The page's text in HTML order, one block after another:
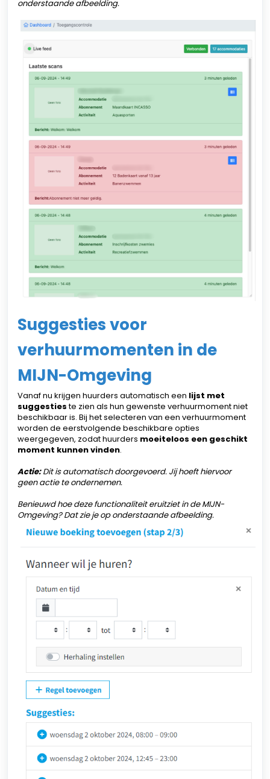
onderstaande afbeelding.
Suggesties voor
verhuurmomenten in de
MIJN-Omgeving
Vanaf nu krijgen huurders automatisch een lijst met
suggestieste zien als hun gewenste verhuurmoment niet
beschikbaar is. Bij het selecteren van een verhuurmoment
worden de eerstvolgende beschikbare opties
weergegeven, zodat huurders moeiteloos een geschikt
moment kunnen vinden.
Actie:Dit is automatisch doorgevoerd. Jij hoeft hiervoor
geen actie te ondernemen.
Benieuwd hoe deze functionaliteit eruitziet in de MIJN-
Omgeving? Dat zie je op onderstaande afbeelding.